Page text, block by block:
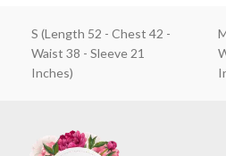
S (Length 52 - Chest 42 -
Waist 38 - Sleeve 21
Inches)